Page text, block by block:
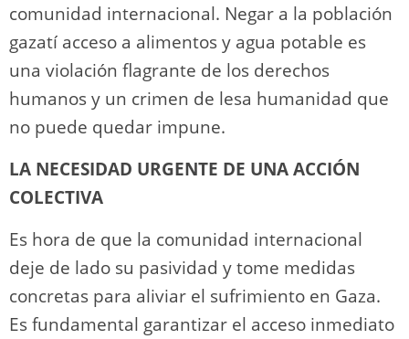
comunidad internacional. Negar a la población
gazatí acceso a alimentos y agua potable es
una violación flagrante de los derechos
humanos y un crimen de lesa humanidad que
no puede quedar impune.
LA NECESIDAD URGENTE DE UNA ACCIÓN
COLECTIVA
Es hora de que la comunidad internacional
deje de lado su pasividad y tome medidas
concretas para aliviar el sufrimiento en Gaza.
Es fundamental garantizar el acceso inmediato